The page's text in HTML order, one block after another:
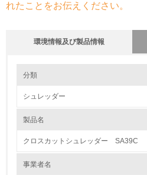
れたことをお伝えください。
環境情報及び製品情報
1.環境取り組み体制
分類
シュレッダー
製品名
クロスカットシュレッダー SA39C
事業者名